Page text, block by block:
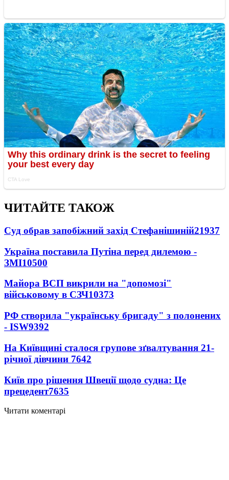
ЧИТАЙТЕ ТАКОЖ
Суд обрав запобіжний захід Стефанішиній21937
Україна поставила Путіна перед дилемою -
ЗМІ10500
Майора ВСП викрили на "допомозі"
військовому в СЗЧ10373
РФ створила "українську бригаду" з полонених
- ISW9392
На Київщині сталося групове зґвалтування 21-
річної дівчини 7642
Київ про рішення Швеції щодо судна: Це
прецедент7635
Читати коментарі